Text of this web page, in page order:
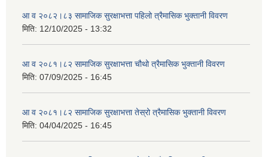
आ व २०८२।८३ सामाजिक सुरक्षाभत्ता पहिलो त्रैमासिक भुक्तानी विवरण
मिति: 12/10/2025 - 13:32
आ व २०८१।८२ सामाजिक सुरक्षाभत्ता चौथो त्रैमासिक भुक्तानी विवरण
मिति: 07/09/2025 - 16:45
आ व २०८१।८२ सामाजिक सुरक्षाभत्ता तेस्रो त्रैमासिक भुक्तानी विवरण
मिति: 04/04/2025 - 16:45